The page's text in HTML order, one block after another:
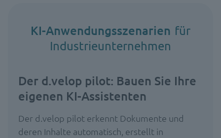
KI-Anwendungsszenarien für
Industrieunternehmen
Der d.velop pilot: Bauen Sie Ihre
eigenen KI-Assistenten
Der d.velop pilot erkennt Dokumente und
deren Inhalte automatisch, erstellt in